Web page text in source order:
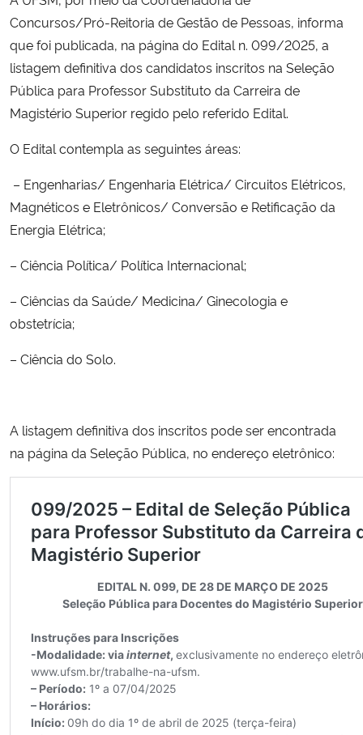
Ministério do Meio Ambiente
Ministério do Turismo
Ministério do Desenvolvimento Regional
Controladoria-Geral da União
Ministério da Mulher, da Família e dos Direitos Humanos
Secretaria-Geral
Secretaria de Governo
Advocacia-Geral da União
Concursos/Pró-Reitoria de Gestão de Pessoas, informa
que foi publicada, na página do Edital n. 099/2025, a
listagem definitiva dos candidatos inscritos na Seleção
Pública para Professor Substituto da Carreira de
Magistério Superior regido pelo referido Edital.
O Edital contempla as seguintes áreas:
– Engenharias/ Engenharia Elétrica/ Circuitos Elétricos,
Magnéticos e Eletrônicos/ Conversão e Retificação da
Energia Elétrica;
– Ciência Política/ Política Internacional;
– Ciências da Saúde/ Medicina/ Ginecologia e
obstetrícia;
– Ciência do Solo.
A listagem definitiva dos inscritos pode ser encontrada
na página da Seleção Pública, no endereço eletrônico: